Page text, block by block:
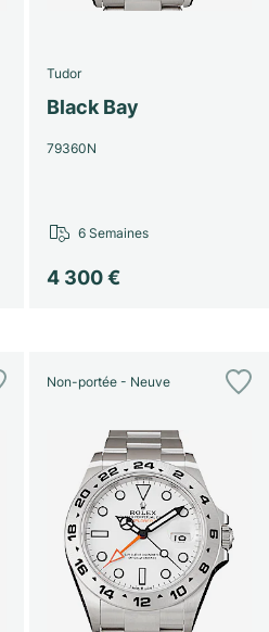
Tudor
Black Bay
79360N
4 300 €
6 Semaines
Non-portée - Neuve